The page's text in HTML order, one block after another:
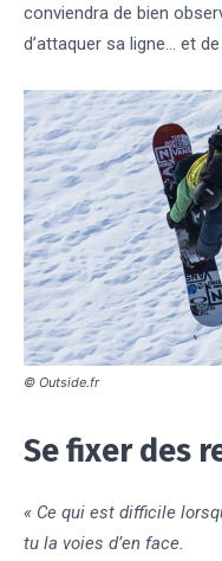
conviendra de bien
d’attaquer sa ligne… et
© Outside.fr
Se fixer des
« Ce qui est difficile
tu la voies d’en face.